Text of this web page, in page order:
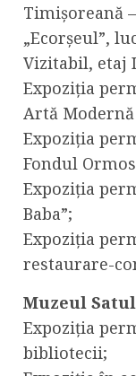
Timișoreană
„Ecorșeul”,
Vizitabil, etaj
Expoziția
Artă Modernă
Expoziția
Fondul
Expoziția
Baba”;
Expoziția
restaurare-
Muzeul
Expoziția
bibliotecii;